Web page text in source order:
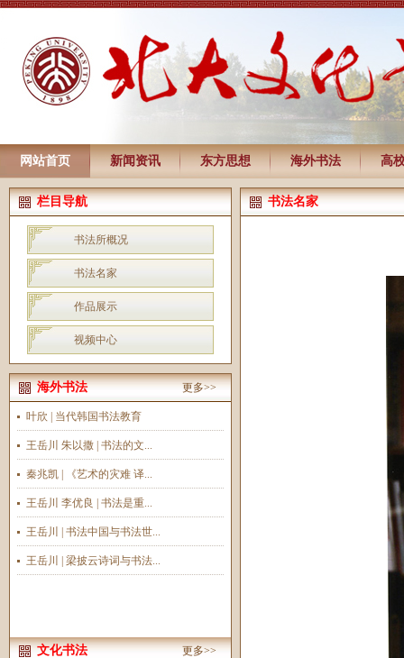
网站首页 新闻资讯 东方思想 海外书法 高
栏目导航
书法所概况
书法名家
作品展示
视频中心
海外书法 更多>>
叶欣 | 当代韩国书法教育
王岳川 朱以撒 | 书法的文...
秦兆凯 | 《艺术的灾难 译...
王岳川 李优良 | 书法是重...
王岳川 | 书法中国与书法世...
王岳川 | 梁披云诗词与书法...
文化书法 更多>>
书法名家